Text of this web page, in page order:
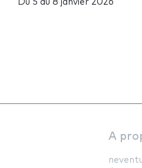
Du 5 au8 janvier 2026
A